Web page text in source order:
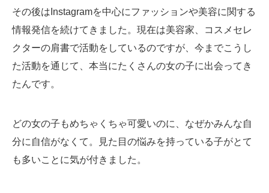
その後はInstagramを中心にファッションや美容に関する
情報発信を続けてきました。現在は美容家、コスメセレ
クターの肩書で活動をしているのですが、今までこうし
た活動を通じて、本当にたくさんの女の子に出会ってき
たんです。
どの女の子もめちゃくちゃ可愛いのに、なぜかみんな自
分に自信がなくて。見た目の悩みを持っている子がとて
も多いことに気が付きました。